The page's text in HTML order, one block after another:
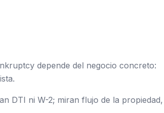
depende del negocio concreto:
DTI ni W-2; miran flujo de la propiedad,